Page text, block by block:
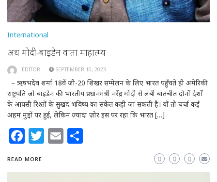
International
अथ मोदी-बाइडेन वार्ता माहात्म्य
EDITOR SEPTEMBER 10, 2023
– ऋषभदेव शर्मा 18वें जी-20 शिखर सम्मेलन के लिए भारत पहुँचते ही अमेरिकी
राष्ट्रपति जो बाइडेन की भारतीय प्रधानमंत्री नरेंद्र मोदी से लंबी बातचीत दोनों देशों
के आपसी रिश्तों के सुखद भविष्य का संकेत कही जा सकती है। यों तो चर्चा कई
अहम मुद्दों पर हुई, लेकिन ज़्यादा ज़ोर इस पर रहा कि भारत […]
Facebook
Twitter
Email
READ MORE